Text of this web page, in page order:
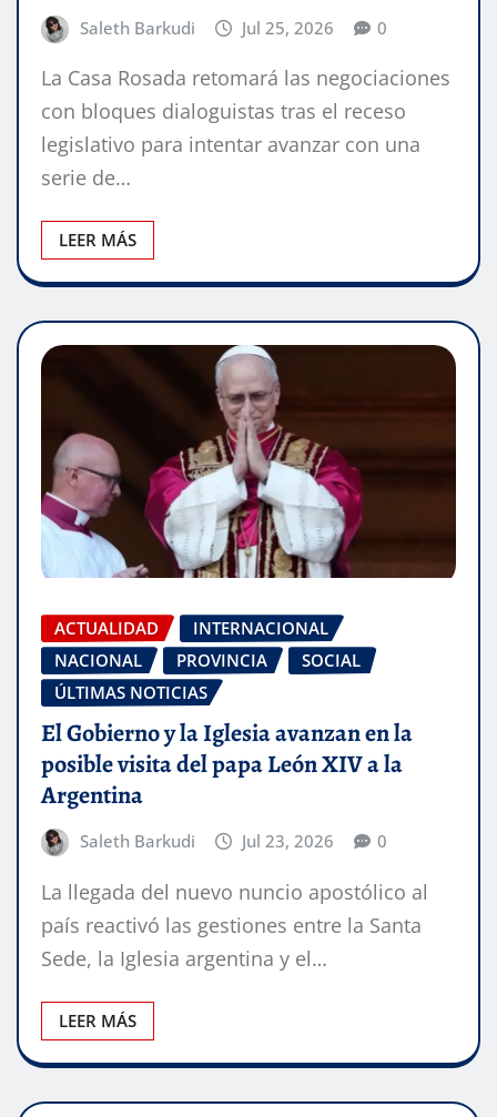
Saleth Barkudi Jul 25, 2026 0
La Casa Rosada retomará las negociaciones
con bloques dialoguistas tras el receso
legislativo para intentar avanzar con una
serie de…
LEER MÁS
ACTUALIDAD
INTERNACIONAL
NACIONAL
PROVINCIA
SOCIAL
ÚLTIMAS NOTICIAS
El Gobierno y la Iglesia avanzan en la
posible visita del papa León XIV a la
Argentina
Saleth Barkudi Jul 23, 2026 0
La llegada del nuevo nuncio apostólico al
país reactivó las gestiones entre la Santa
Sede, la Iglesia argentina y el…
LEER MÁS